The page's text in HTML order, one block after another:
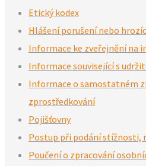
Etický kodex
Hlášení porušení nebo
Informace ke zveřejnění na
Informace související s
Informace o samostatném
zprostředkování
Pojišťovny
Postup při podání stížnosti,
Poučení o zpracování